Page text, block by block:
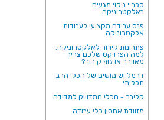
ספריי ניקוי מגעים
באלקטרוניקה
פנס עבודה מקצועי לעבודות
אלקטרוניקה
פתרונות קירור לאלקטרוניקה:
למה הפרויקט שלכם צריך
מאוורר או גוף קירור?
דרמל ושימושים של הכלי הרב
תכליתי
קליבר - הכלי המדוייק למדידה
מזוודת אחסון כלי עבודה